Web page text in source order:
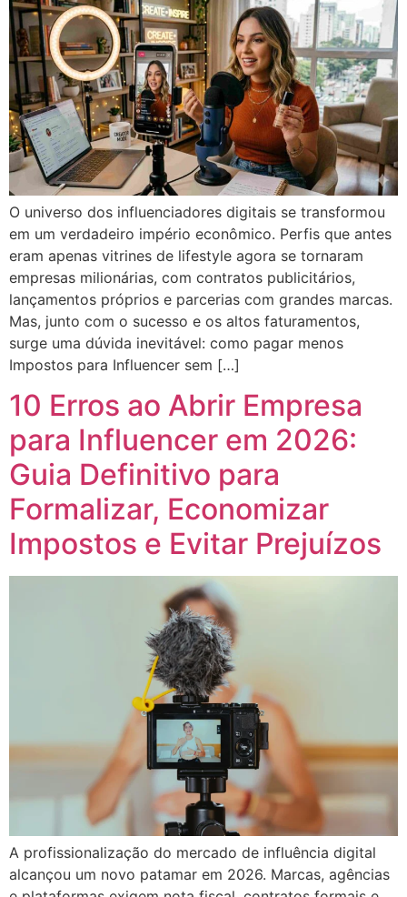
O universo dos influenciadores digitais se transformou
em um verdadeiro império econômico. Perfis que antes
eram apenas vitrines de lifestyle agora se tornaram
empresas milionárias, com contratos publicitários,
lançamentos próprios e parcerias com grandes marcas.
Mas, junto com o sucesso e os altos faturamentos,
surge uma dúvida inevitável: como pagar menos
Impostos para Influencer sem […]
10 Erros ao Abrir Empresa
para Influencer em 2026:
Guia Definitivo para
Formalizar, Economizar
Impostos e Evitar Prejuízos
A profissionalização do mercado de influência digital
alcançou um novo patamar em 2026. Marcas, agências